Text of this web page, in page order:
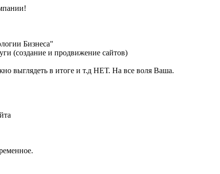
Бизнеса"
(создание и продвижение сайтов)
выглядеть в итоге и т.д НЕТ. На все воля Ваша.